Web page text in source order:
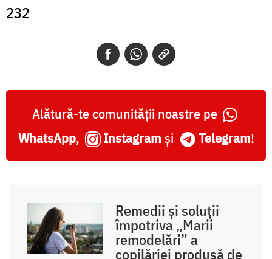
232
Alătură-te comunității noastre pe
WhatsApp, Instagram și Telegram!
Remedii și soluții
împotriva „Marii
remodelări” a
copilăriei produsă de